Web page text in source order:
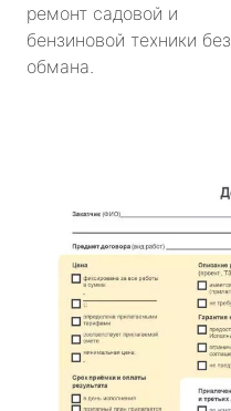
ремонт садовой и
бензиновой техники без
обмана.